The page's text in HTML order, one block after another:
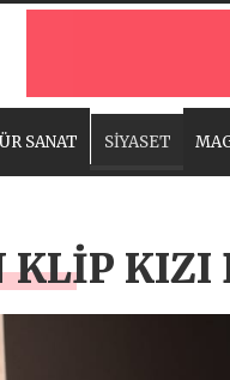
SANAT SİYASET
KLİP KIZI